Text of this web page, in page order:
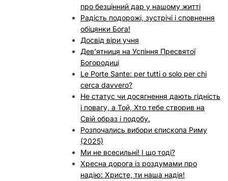
про безцінний дар у нашому житті
Радість подорожі, зустрічі і сповнення
обіцянки Бога!
Досвід віри учня
Дев’ятниця на Успіння Пресвятої
Богородиці
Le Porte Sante: per tutti o solo per chi
cerca davvero?
Не статус чи досягнення дають гідність
і повагу, а Той, Хто тебе створив на
Свій образ і подобу.
Розпочались вибори єпископа Риму
(2025)
Ми не всесильні! І що тоді?
Хресна дорога із роздумами про
надію: Христе, ти наша надія!